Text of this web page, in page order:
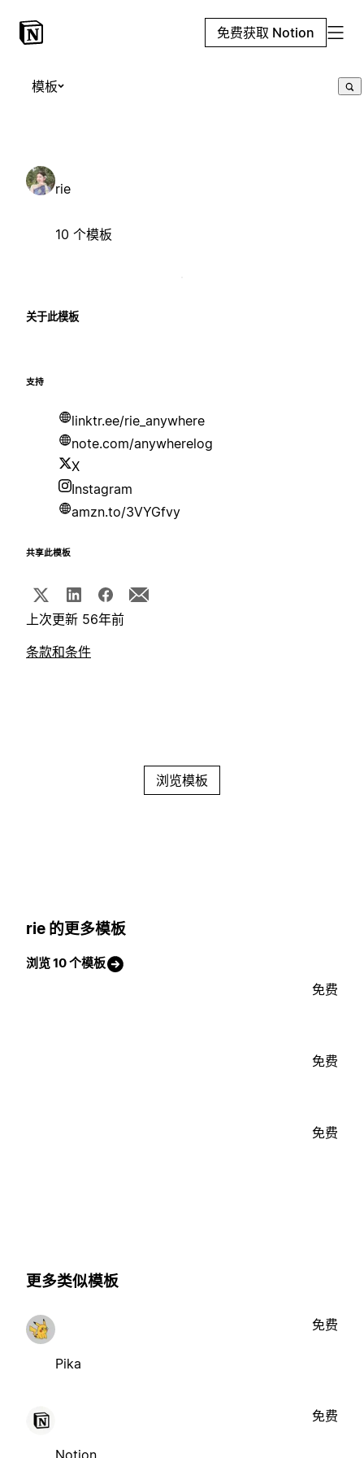
免费获取 Notion
模板
rie
10 个模板
关于此模板
支持
linktr.ee/rie_anywhere
note.com/anywherelog
X
Instagram
amzn.to/3VYGfvy
共享此模板
上次更新 56年前
条款和条件
浏览模板
rie 的更多模板
浏览 10 个模板
免费
免费
免费
更多类似模板
Pika
免费
Notion
免费